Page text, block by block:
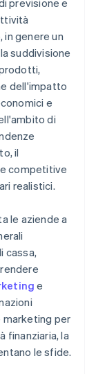
previsione e
genere un
suddivisione
dell'impatto
e
di
il
competitive
realistici.
le aziende a
cassa,
e
marketing per
finanziaria, la
le sfide.